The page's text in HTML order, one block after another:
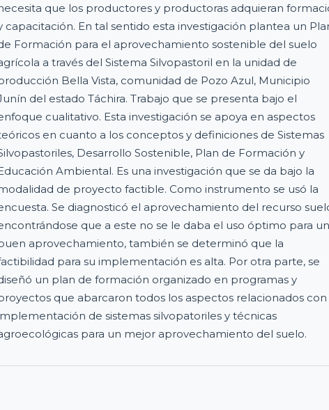
que los productores y productoras adquieran
capacitación. En tal sentido esta investigación plantea un
Formación para el aprovechamiento sostenible del suelo
a través del Sistema Silvopastoril en la unidad de
Bella Vista, comunidad de Pozo Azul, Municipio
del estado Táchira. Trabajo que se presenta bajo el
cualitativo. Esta investigación se apoya en aspectos
en cuanto a los conceptos y definiciones de Sistemas
Desarrollo Sostenible, Plan de Formación y
Ambiental. Es una investigación que se da bajo la
de proyecto factible. Como instrumento se usó la
Se diagnosticó el aprovechamiento del recurso
que a este no se le daba el uso óptimo para
aprovechamiento, también se determinó que la
para su implementación es alta. Por otra parte, se
un plan de formación organizado en programas y
que abarcaron todos los aspectos relacionados con
de sistemas silvopatoriles y técnicas
para un mejor aprovechamiento del suelo.